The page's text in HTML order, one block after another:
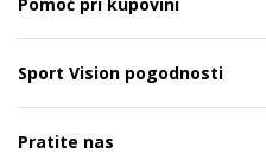
Sport Vision pogodnosti
Pratite nas